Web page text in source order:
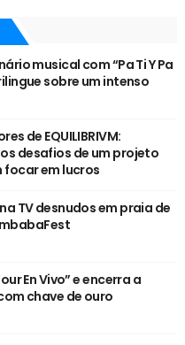
musical com “Pa Ti Y Pa
sobre um intenso
de EQUILIBRIVM:
desafios de um projeto
em lucros
TV desnudos em praia de
En Vivo” e encerra a
chave de ouro